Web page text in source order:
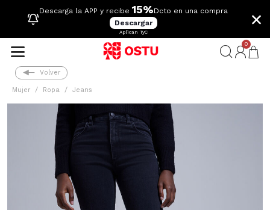
Descarga la APP y recibe 15%Dcto en una compra
Descargar
Aplican TyC
×
0
Volver
Mujer Ropa Jeans